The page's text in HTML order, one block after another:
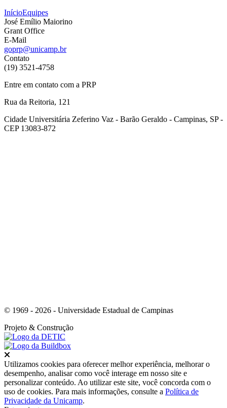
InícioEquipes
José Emílio Maiorino
Grant Office
E-Mail
goprp@unicamp.br
Contato
(19) 3521-4758
Entre em contato com a PRP
Rua da Reitoria, 121
Cidade Universitária Zeferino Vaz - Barão Geraldo - Campinas, SP -
CEP 13083-872
© 1969 - 2026 - Universidade Estadual de Campinas
Projeto & Construção
Utilizamos cookies para oferecer melhor experiência, melhorar o
desempenho, analisar como você interage em nosso site e
personalizar conteúdo. Ao utilizar este site, você concorda com o
uso de cookies. Para mais informações, consulte a Política de
Privacidade da Unicamp.